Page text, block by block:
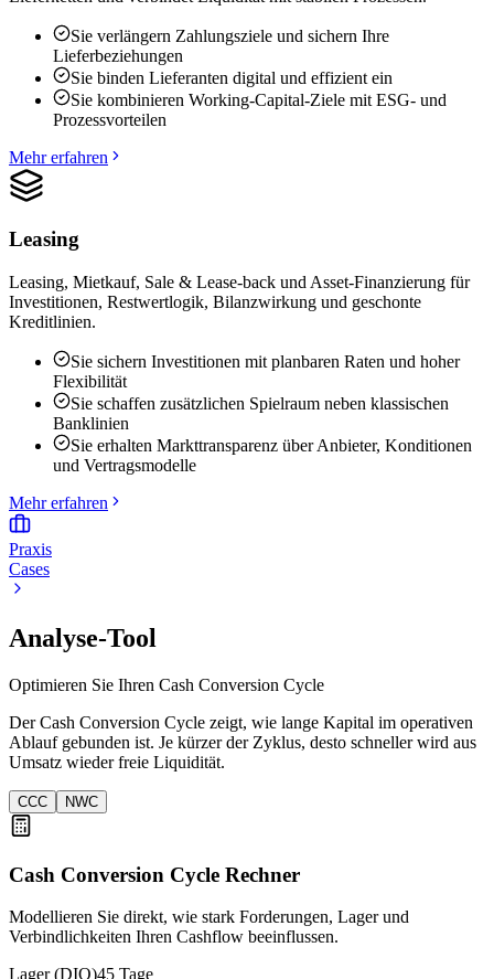
Sie verlängern Zahlungsziele und sichern Ihre
Lieferbeziehungen
Sie binden Lieferanten digital und effizient ein
Sie kombinieren Working-Capital-Ziele mit ESG- und
Prozessvorteilen
Mehr erfahren
Leasing
Leasing, Mietkauf, Sale & Lease-back und Asset-Finanzierung für
Investitionen, Restwertlogik, Bilanzwirkung und geschonte
Kreditlinien.
Sie sichern Investitionen mit planbaren Raten und hoher
Flexibilität
Sie schaffen zusätzlichen Spielraum neben klassischen
Banklinien
Sie erhalten Markttransparenz über Anbieter, Konditionen
und Vertragsmodelle
Mehr erfahren
Praxis
Cases
Analyse-Tool
Optimieren Sie Ihren Cash Conversion Cycle
Der Cash Conversion Cycle zeigt, wie lange Kapital im operativen
Ablauf gebunden ist. Je kürzer der Zyklus, desto schneller wird aus
Umsatz wieder freie Liquidität.
CCC NWC
Cash Conversion Cycle Rechner
Modellieren Sie direkt, wie stark Forderungen, Lager und
Verbindlichkeiten Ihren Cashflow beeinflussen.
Lager (DIO)45 Tage